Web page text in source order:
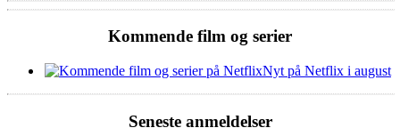
Kommende film og serier
Nyt på Netflix i august
Seneste anmeldelser